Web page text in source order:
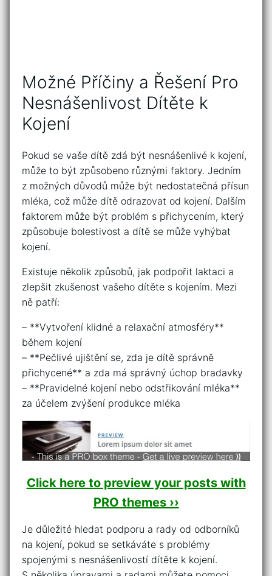
Možné Příčiny a Řešení Pro
Nesnášenlivost Dítěte k
Kojení
Pokud se vaše dítě zdá být nesnášenlivé k kojení,
může to být způsobeno různými​ faktory. ⁣Jedním
z možných důvodů může být nedostatečná přísun
mléka, což může dítě ‍odrazovat⁤ od kojení. Dalším
faktorem může být problém s přichycením, který
způsobuje bolestivost a dítě se může vyhýbat
kojení.
Existuje‌ několik ‍způsobů, jak ‌podpořit laktaci⁣ a
zlepšit zkušenost vašeho ‌dítěte s kojením. Mezi
ně​ patří:
– **Vytvoření klidné a relaxační atmosféry**
během kojení
– **Pečlivé ujištění se, zda je dítě ⁢správně
přichycené** a zda má ‍správný úchop bradavky
– **Pravidelné kojení nebo odstřikování mléka**
za účelem zvýšení produkce mléka
Click here to preview your posts with
PRO themes ››
Je důležité hledat podporu a‍ rady od odborníků
na kojení, pokud se setkáváte s problémy
spojenými s nesnášenlivostí dítěte k kojení.